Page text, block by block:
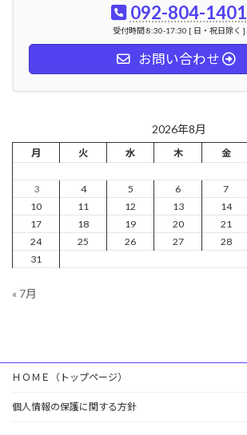
092-804-1401
受付時間 8:30-17:30 [ 日・祝日除く ]
お問い合わせ
2026年8月
月 火 水 木 金
3
4 5 6 7
10
11 12 13 14
17
18 19 20 21
24
25 26 27 28
31
« 7月
ＨＯＭＥ（トップページ）
個人情報の保護に関する方針